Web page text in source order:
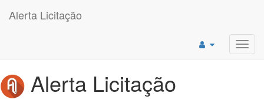
Alerta Licitação
Alerta Licitação